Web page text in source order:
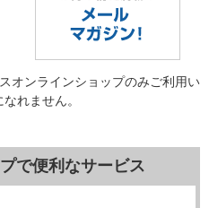
オンラインショップのみご利用い
れません。
で便利なサービス